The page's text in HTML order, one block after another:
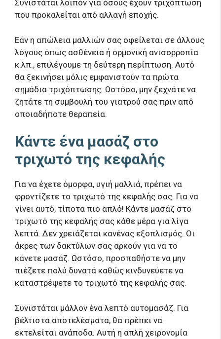
Συνιστάται λοιπόν για όσους έχουν τριχόπτωση
που προκαλείται από αλλαγή εποχής.
Εάν η απώλεια μαλλιών σας οφείλεται σε άλλους
λόγους όπως ασθένεια ή ορμονική ανισορροπία
κ.λπ., επιλέγουμε τη δεύτερη περίπτωση. Αυτό
θα ξεκινήσει μόλις εμφανιστούν τα πρώτα
σημάδια τριχόπτωσης. Ωστόσο, μην ξεχνάτε να
ζητάτε τη συμβουλή του γιατρού σας πριν από
οποιαδήποτε θεραπεία.
Κάντε ένα μασάζ στο
τριχωτό της κεφαλής
Για να έχετε όμορφα, υγιή μαλλιά, πρέπει να
φροντίζετε το τριχωτό της κεφαλής σας. Για να
γίνει αυτό, τίποτα πιο απλό! Κάντε μασάζ στο
τριχωτό της κεφαλής σας κάθε μέρα για λίγα
λεπτά. Δεν χρειάζεται κανένας εξοπλισμός. Οι
άκρες των δακτύλων σας αρκούν για να το
κάνετε μασάζ. Ωστόσο, προσπαθήστε να μην
πιέζετε πολύ δυνατά καθώς κινδυνεύετε να
καταστρέψετε το τριχωτό της κεφαλής σας.
Συνιστάται μάλλον ένα λεπτό αυτομασάζ. Για
βέλτιστα αποτελέσματα, θα πρέπει να
εκτελείται ανάποδα. Αυτή η απλή χειρονομία